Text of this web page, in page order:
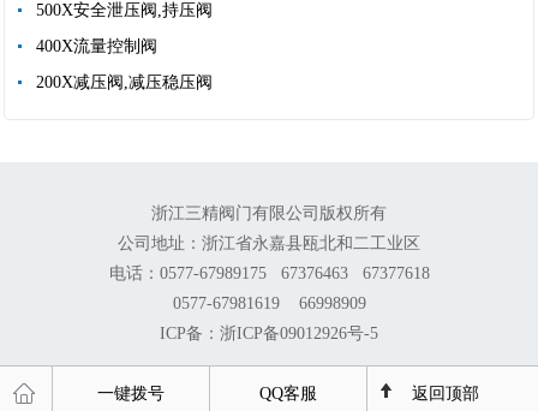
500X安全泄压阀,持压阀
400X流量控制阀
200X减压阀,减压稳压阀
浙江三精阀门有限公司版权所有
公司地址：浙江省永嘉县瓯北和二工业区
电话：0577-67989175 67376463 67377618
0577-67981619 66998909
ICP备：浙ICP备09012926号-5
一键拨号 QQ客服 返回顶部